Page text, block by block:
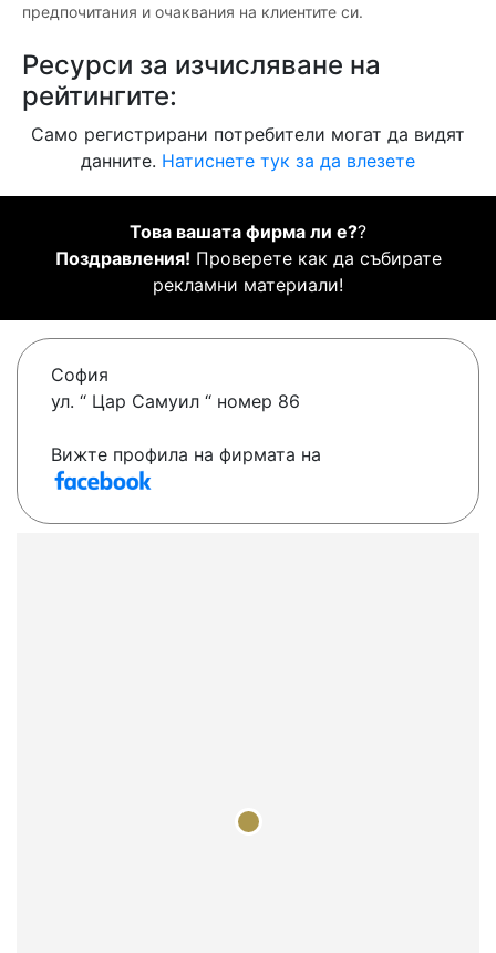
предпочитания и очаквания на клиентите си.
Ресурси за изчисляване на
рейтингите:
Само регистрирани потребители могат да видят
данните. Натиснете тук за да влезете
Това вашата фирма ли е??
Поздравления! Проверете как да събирате
рекламни материали!
София
ул. “ Цар Самуил “ номер 86
Вижте профила на фирмата на